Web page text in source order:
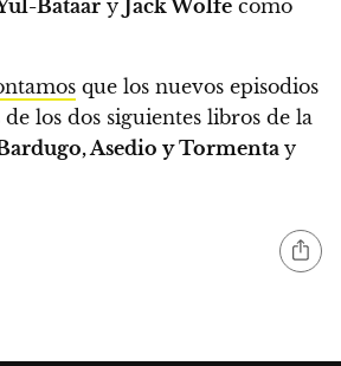
Bataar y Jack Wolfe como
que los nuevos episodios
los dos siguientes libros de la
Asedio y Tormenta y